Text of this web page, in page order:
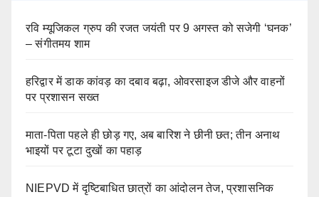
रवि म्यूजिकल ग्रुप की रजत जयंती पर 9 अगस्त को सजेगी ‘घनक’
– संगीतमय शाम
हरिद्वार में डाक कांवड़ का दबाव बढ़ा, ओवरसाइज डीजे और वाहनों
पर प्रशासन सख्त
माता-पिता पहले ही छोड़ गए, अब बारिश ने छीनी छत; तीन अनाथ
भाइयों पर टूटा दुखों का पहाड़
NIEPVD में दृष्टिबाधित छात्रों का आंदोलन तेज, प्रशासनिक